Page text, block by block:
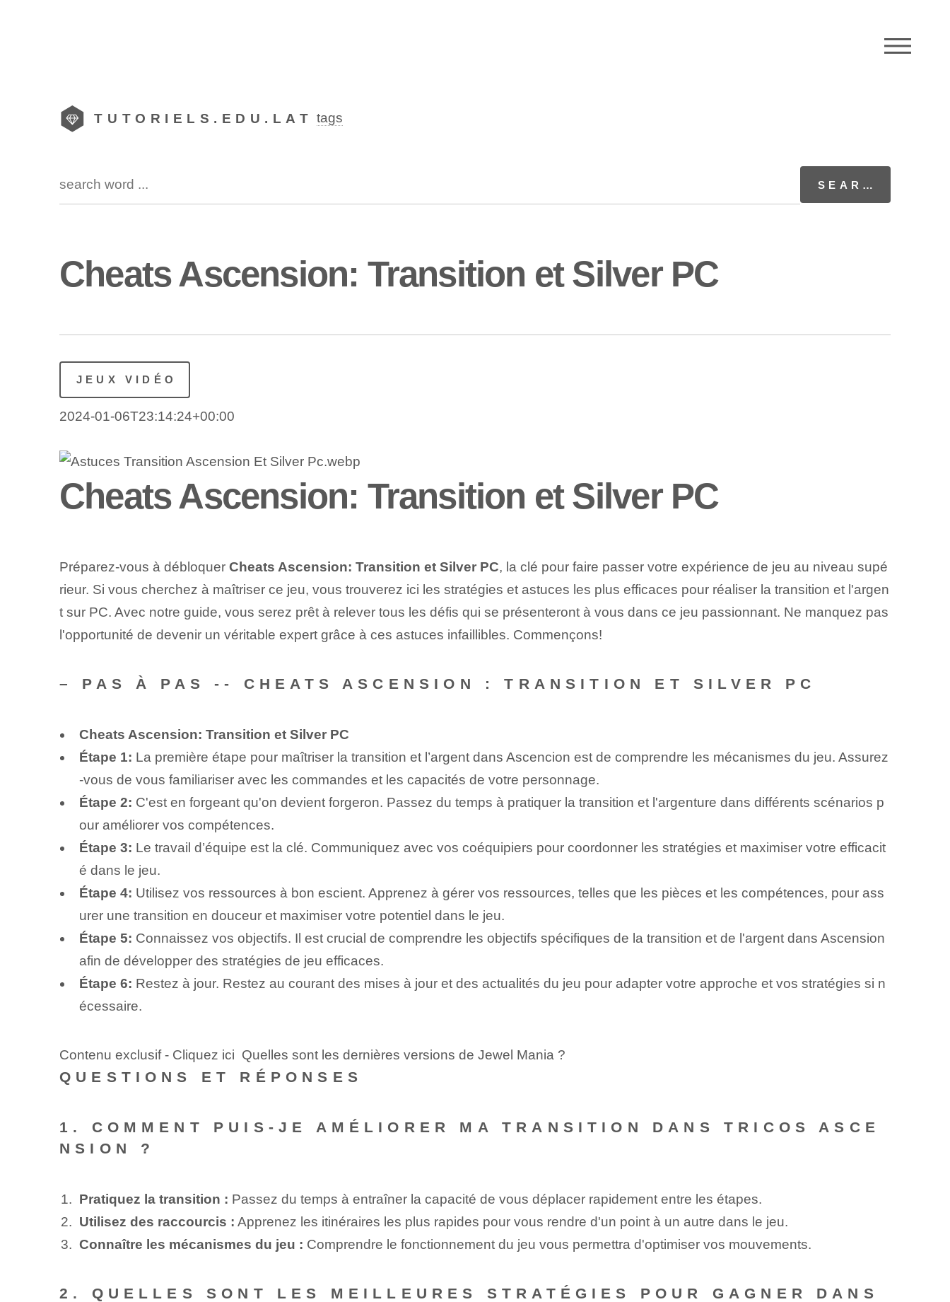
TUTORIELS.EDU.LAT tags
Cheats Ascension: Transition et Silver PC
JEUX VIDÉO
2024-01-06T23:14:24+00:00
Cheats Ascension: Transition et Silver PC
Préparez-vous à débloquer Cheats Ascension: Transition et Silver PC, la clé pour faire passer votre expérience de jeu au niveau supé
rieur. Si vous cherchez à maîtriser ce jeu, vous trouverez ici les stratégies et astuces les plus efficaces pour réaliser la transition et l'argen
t sur PC. Avec notre guide, vous serez prêt à relever tous les défis qui se présenteront à vous dans ce jeu passionnant. Ne manquez pas
l'opportunité de devenir un véritable expert grâce à ces astuces infaillibles. Commençons!
– PAS À PAS -- CHEATS ASCENSION : TRANSITION ET SILVER PC
Cheats Ascension: Transition et Silver PC
Étape 1: La première étape pour maîtriser la transition et l’argent dans Ascencion est de comprendre les mécanismes du jeu. Assurez
-vous de vous familiariser avec les commandes et les capacités de votre personnage.
Étape 2: C'est en forgeant qu'on devient forgeron. Passez du temps à pratiquer la transition et l'argenture dans différents scénarios p
our améliorer vos compétences.
Étape 3: Le travail d’équipe est la clé. Communiquez avec vos coéquipiers pour coordonner les stratégies et maximiser votre efficacit
é dans le jeu.
Étape 4: Utilisez vos ressources à bon escient. Apprenez à gérer vos ressources, telles que les pièces et les compétences, pour ass
urer une transition en douceur et maximiser votre potentiel dans le jeu.
Étape 5: Connaissez vos objectifs. Il est crucial de comprendre les objectifs spécifiques de la transition et de l'argent dans Ascension
afin de développer des stratégies de jeu efficaces.
Étape 6: Restez à jour. Restez au courant des mises à jour et des actualités du jeu pour adapter votre approche et vos stratégies si n
écessaire.
Contenu exclusif - Cliquez ici Quelles sont les dernières versions de Jewel Mania ?
QUESTIONS ET RÉPONSES
1. COMMENT PUIS-JE AMÉLIORER MA TRANSITION DANS TRICOS ASCE
NSION ?
Pratiquez la transition : Passez du temps à entraîner la capacité de vous déplacer rapidement entre les étapes.
Utilisez des raccourcis : Apprenez les itinéraires les plus rapides pour vous rendre d'un point à un autre dans le jeu.
Connaître les mécanismes du jeu : Comprendre le fonctionnement du jeu vous permettra d'optimiser vos mouvements.
2. QUELLES SONT LES MEILLEURES STRATÉGIES POUR GAGNER DANS